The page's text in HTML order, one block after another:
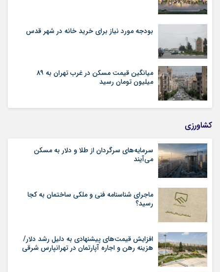
بودجه مورد نیاز برای خرید خانه در شهر قدس
میانگین قیمت مسکن در غرب تهران به ۸۹
میلیون تومان رسید
کشاورزی
سرمایه‌های سرگردان از طلا و دلار به مسکن
می‌آیند
ماجرای شناسنامه‌ فنی و ملکی ساختمان به کجا
رسید؟
افزایش قیمت‌های پیشنهادی به دلیل رشد دلار/
هزینه رهن و اجاره آپارتمان در تهرانپارس شرقی